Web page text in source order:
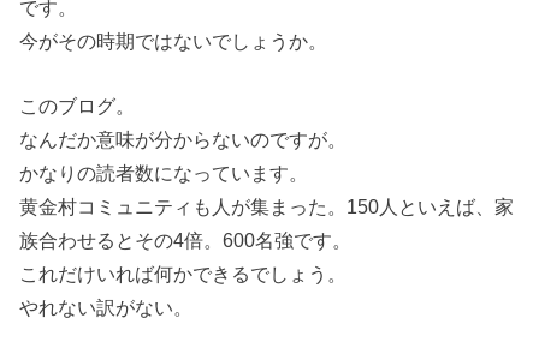
です。
今がその時期ではないでしょうか。
このブログ。
なんだか意味が分からないのですが。
かなりの読者数になっています。
黄金村コミュニティも人が集まった。150人といえば、家
族合わせるとその4倍。600名強です。
これだけいれば何かできるでしょう。
やれない訳がない。